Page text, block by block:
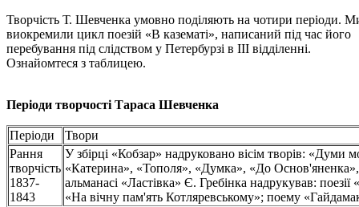
Творчість Т. Шевченка умовно поділяють на чотири періоди.
виокремили цикл поезій «В казематі», написаний під час його
перебування під слідством у Петербурзі в III відділенні.
Ознайомтеся з таблицею.
Періоди творчості Тараса Шевченка
Періоди
Твори
Рання
творчість
1837-
1843
У збірці «Кобзар» надруковано вісім творів: «Думи
«Катерина», «Тополя», «Думка», «До Основ'яненка»,
альманасі «Ластівка» Є. Гребінка надрукував:
«На вічну пам'ять Котляревському»; поему